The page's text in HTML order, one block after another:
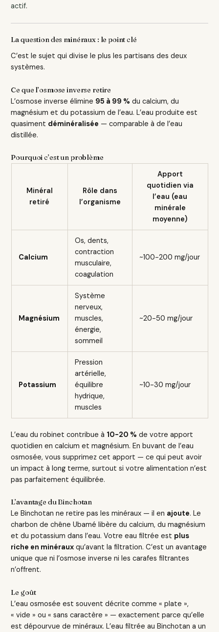
actif.
La question des minéraux : le point clé
C’est le sujet qui divise le plus les partisans des deux
systèmes.
Ce que l’osmose inverse retire
L’osmose inverse élimine 95 à 99 % du calcium, du
magnésium et du potassium de l’eau. L’eau produite est
quasiment déminéralisée — comparable à de l’eau
distillée.
Pourquoi c’est un problème
Minéral
retiré
Rôle dans
l’organisme
Apport
quotidien via
l’eau (eau
minérale
moyenne)
Calcium
Os, dents,
contraction
musculaire,
coagulation
~100-200 mg/jour
Magnésium
Système
nerveux,
muscles,
énergie,
sommeil
~20-50 mg/jour
Potassium
Pression
artérielle,
équilibre
hydrique,
muscles
~10-30 mg/jour
L’eau du robinet contribue à 10-20 % de votre apport
quotidien en calcium et magnésium. En buvant de l’eau
osmosée, vous supprimez cet apport — ce qui peut avoir
un impact à long terme, surtout si votre alimentation n’est
pas parfaitement équilibrée.
L’avantage du Binchotan
Le Binchotan ne retire pas les minéraux — il en ajoute. Le
charbon de chêne Ubamé libère du calcium, du magnésium
et du potassium dans l’eau. Votre eau filtrée est plus
riche en minéraux qu’avant la filtration. C’est un avantage
unique que ni l’osmose inverse ni les carafes filtrantes
n’offrent.
Le goût
L’eau osmosée est souvent décrite comme « plate »,
« vide » ou « sans caractère » — exactement parce qu’elle
est dépourvue de minéraux. L’eau filtrée au Binchotan a un